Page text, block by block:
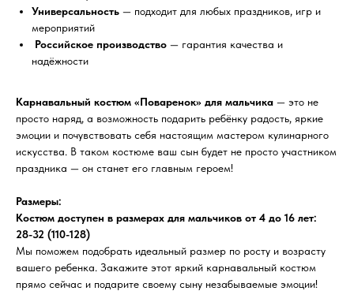
Универсальность — подходит для любых праздников, игр и
мероприятий
Российское производство — гарантия качества и
надёжности
Карнавальный костюм «Поваренок» для мальчика — это не
просто наряд, а возможность подарить ребёнку радость, яркие
эмоции и почувствовать себя настоящим мастером кулинарного
искусства. В таком костюме ваш сын будет не просто участником
праздника — он станет его главным героем!
Размеры:
Костюм доступен в размерах для мальчиков от 4 до 16 лет:
28-32 (110-128)
Мы поможем подобрать идеальный размер по росту и возрасту
вашего ребенка. Закажите этот яркий карнавальный костюм
прямо сейчас и подарите своему сыну незабываемые эмоции!